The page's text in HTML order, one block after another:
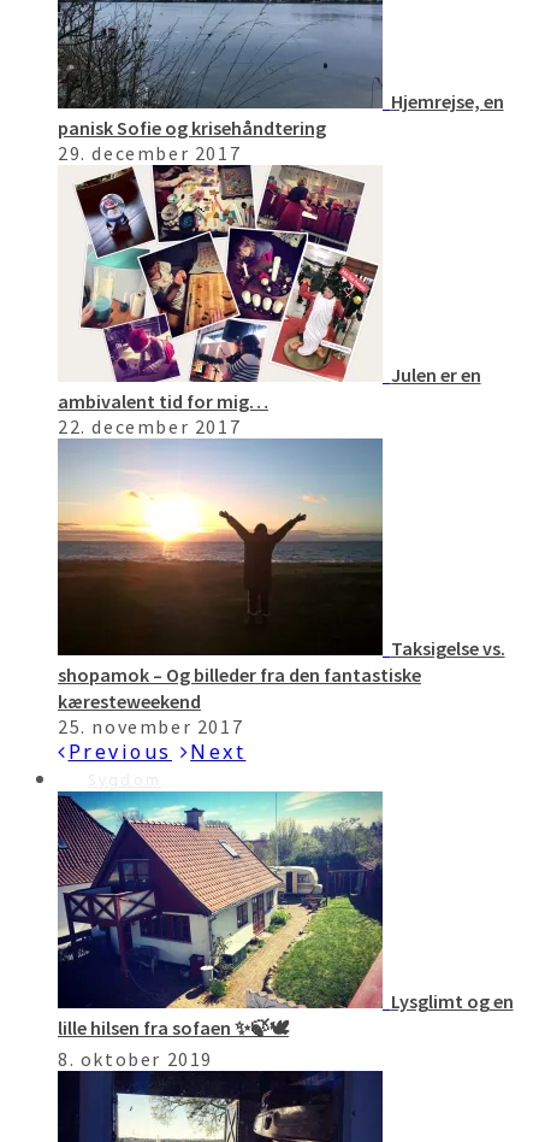
Hjemrejse, en
panisk Sofie og krisehåndtering
29. december 2017
Julen er en
ambivalent tid for mig…
22. december 2017
Taksigelse vs.
shopamok – Og billeder fra den fantastiske
kæresteweekend
25. november 2017
Previous Next
Lysglimt og en
lille hilsen fra sofaen ✨🍃🕊
8. oktober 2019